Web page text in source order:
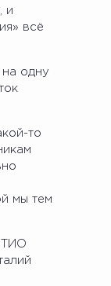
и
всё
одну
то
мы тем
ТИО